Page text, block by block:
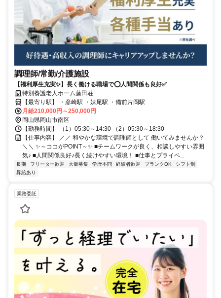
調理師/常勤/介護施設
【福利厚生充実✨】長く働ける職場で⭕️人間関係も良好✅️
特別養護老人ホーム藤田荘
【最寄り駅】 ・彦崎駅 ・妹尾駅 ・備前片岡駅
月給210,000円～250,000円
岡山県岡山市南区
【勤務時間】 （1）05:30～14:30 （2）05:30～18:30
【仕事内容】 ／／ 和やかな環境で調理師として 働いてみませんか？
＼＼ ✨～ココがPOINT～✨ ■チームワークが良く、相談しやすい雰囲
気♪ ■人間関係良好♪長く続けやすい環境！ ■仕事とプライベ...
長期 フリーター歓迎 大量募集 学歴不問 経験者歓迎 ブランクOK
シフト制
昇給あり
業務委託